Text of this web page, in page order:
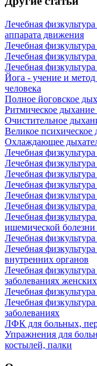
Лечебная
аппарата движения
Лечебная
Лечебная
Лечебная
Йога - учение и
человека
Полное йоговское
Ритмическое дыхание
Очистительное
Великое психическое
Охлаждающее
Лечебная
Лечебная
Лечебная
Лечебная
Лечебная
Лечебная
Лечебная
ишемической болезни
Лечебная
Лечебная
внутренних органов
Лечебная
заболеваниях
Лечебная
Лечебная
заболеваниях
ЛФК для больных,
Упражнения для
костылей, палки